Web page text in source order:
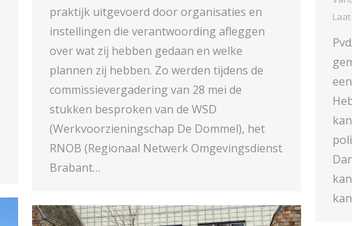
praktijk uitgevoerd door organisaties en
instellingen die verantwoording afleggen
over wat zij hebben gedaan en welke
plannen zij hebben. Zo werden tijdens de
commissievergadering van 28 mei de
stukken besproken van de WSD
(Werkvoorzieningschap De Dommel), het
RNOB (Regionaal Netwerk Omgevingsdienst
Brabant…